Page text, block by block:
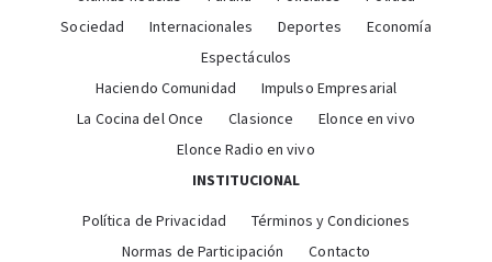
Sociedad
Internacionales Deportes
Economía
Espectáculos
Haciendo Comunidad
Impulso Empresarial
La Cocina del Once
Clasionce
Elonce en vivo
Elonce Radio en vivo
INSTITUCIONAL
Política de Privacidad
Términos y Condiciones
Normas de Participación
Contacto